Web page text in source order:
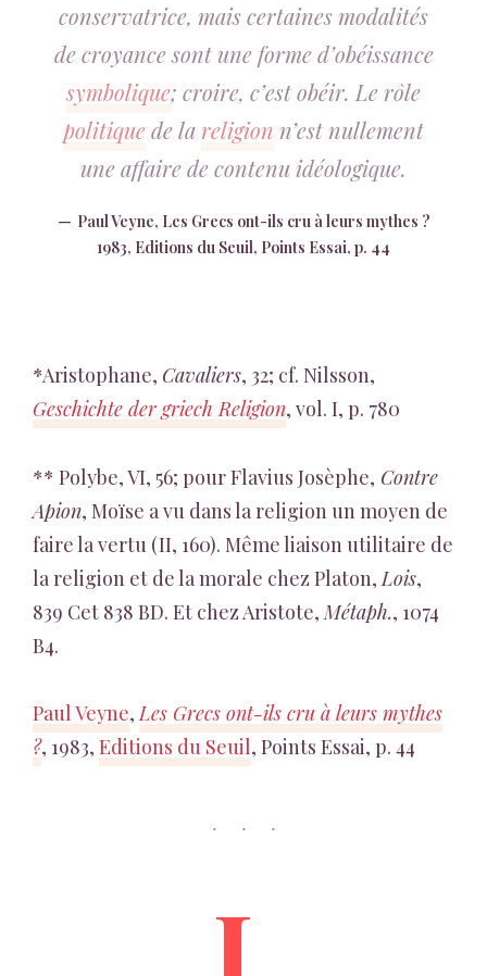
conservatrice, mais certaines modalités
de croyance sont une forme d’obéissance
symbolique; croire, c’est obéir. Le rôle
politiquede lareligion n’est nullement
une affaire de contenu idéologique.
Paul Veyne, Les Grecs ont-ils cru à leurs mythes ?
1983, Editions du Seuil, Points Essai, p. 44
*Aristophane, Cavaliers, 32; cf. Nilsson,
Geschichte der griech Religion, vol. I, p. 780
** Polybe, VI, 56; pour Flavius Josèphe, Contre
Apion, Moïse a vu dans la religion un moyen de
faire la vertu (II, 160). Même liaison utilitaire de
la religion et de la morale chez Platon, Lois,
839 Cet 838 BD. Et chez Aristote, Métaph., 1074
B4.
Paul Veyne,Les Grecs ont-ils cru à leurs mythes
?, 1983, Editions du Seuil, Points Essai, p. 44